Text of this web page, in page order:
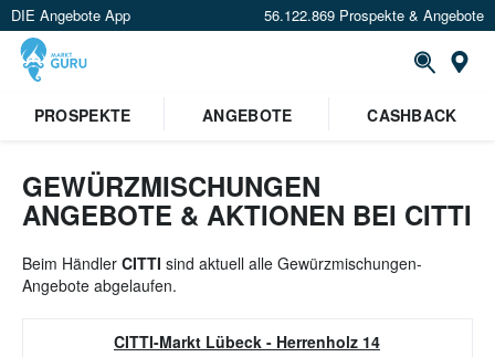
DIE Angebote App 56.122.869 Prospekte & Angebote
Standort festlegen
PROSPEKTE ANGEBOTE CASHBACK
GEWÜRZMISCHUNGEN
ANGEBOTE & AKTIONEN BEI CITTI
Beim Händler CITTI sind aktuell alle Gewürzmischungen-
Angebote abgelaufen.
CITTI-Markt Lübeck - Herrenholz 14